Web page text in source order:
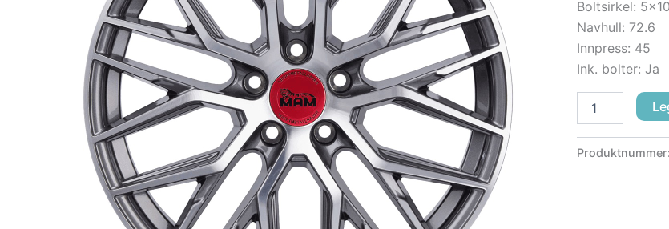
Boltsirkel:
Navhull: 72.6
Innpress: 45
Ink. bolter: Ja
Produktnummer: